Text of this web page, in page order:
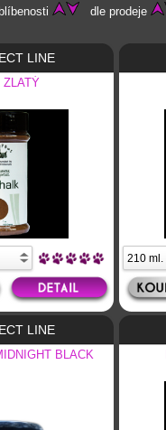
dle prodeje
LINE
ZLATÝ
LINE
BLACK